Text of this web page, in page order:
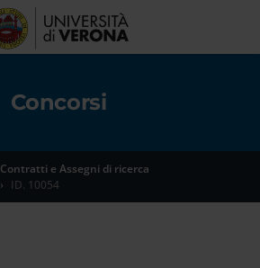
Concorsi
Contratti e Assegni di ricerca
ID. 10054